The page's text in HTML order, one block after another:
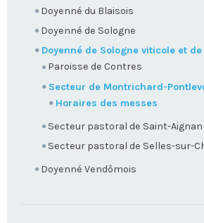
Doyenné du Blaisois
Doyenné de Sologne
Doyenné de Sologne viticole et
Paroisse de Contres
Secteur de Montrichard-
Horaires des messes
Secteur pastoral de Saint-Aignan
Secteur pastoral de Selles-sur-
Doyenné Vendômois